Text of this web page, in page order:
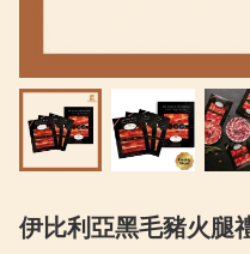
伊比利亞黑毛豬火腿